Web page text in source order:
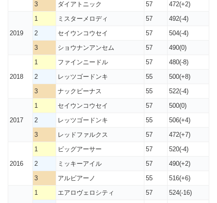
3
ダイアトニック 57 472(+2)
2019
1 ミスターメロディ 57
492(-4)
2
セイウンコウセイ 57
504(-4)
3
ショウナンアンセム 57 490(0)
2018
1 ファインニードル 57
480(-8)
2
レッツゴードンキ 55
500(+8)
3
ナックビーナス 55 522(-4)
2017
1 セイウンコウセイ 57
500(0)
2
レッツゴードンキ 55
506(+4)
3
レッドファルクス 57 472(+7)
2016
1 ビッグアーサー 57
520(-4)
2
ミッキーアイル 57
490(+2)
3
アルビアーノ 55 516(+6)
1 エアロヴェロシティ 57
524(-16)